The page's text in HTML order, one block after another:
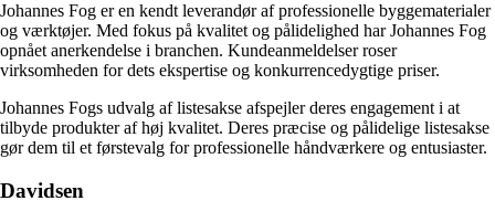
Johannes Fog er en kendt leverandør af professionelle byggematerialer
og værktøjer. Med fokus på kvalitet og pålidelighed har Johannes Fog
opnået anerkendelse i branchen. Kundeanmeldelser roser
virksomheden for dets ekspertise og konkurrencedygtige priser.
Johannes Fogs udvalg af listesakse afspejler deres engagement i at
tilbyde produkter af høj kvalitet. Deres præcise og pålidelige listesakse
gør dem til et førstevalg for professionelle håndværkere og entusiaster.
Davidsen